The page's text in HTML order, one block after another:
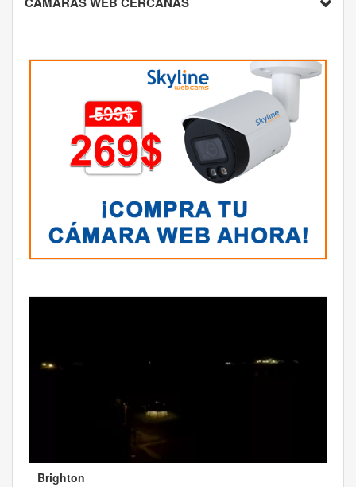
Brighton